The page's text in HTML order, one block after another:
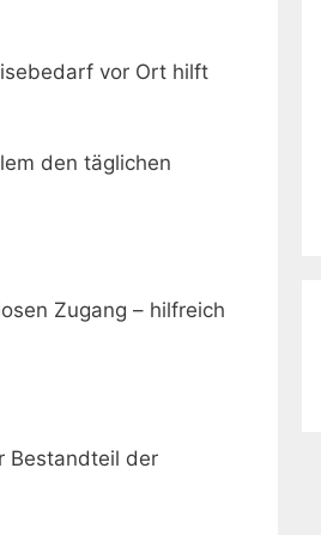
vor Ort hilft
den täglichen
Zugang – hilfreich
Bestandteil der